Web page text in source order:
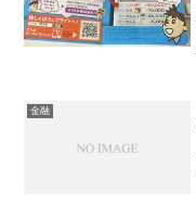
金融